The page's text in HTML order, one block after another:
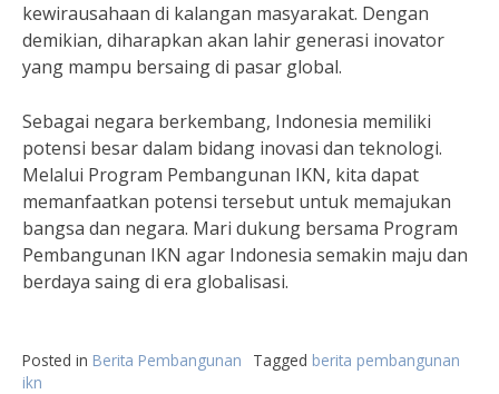
kewirausahaan di kalangan masyarakat. Dengan
demikian, diharapkan akan lahir generasi inovator
yang mampu bersaing di pasar global.
Sebagai negara berkembang, Indonesia memiliki
potensi besar dalam bidang inovasi dan teknologi.
Melalui Program Pembangunan IKN, kita dapat
memanfaatkan potensi tersebut untuk memajukan
bangsa dan negara. Mari dukung bersama Program
Pembangunan IKN agar Indonesia semakin maju dan
berdaya saing di era globalisasi.
Posted in Berita Pembangunan Tagged berita pembangunan
ikn